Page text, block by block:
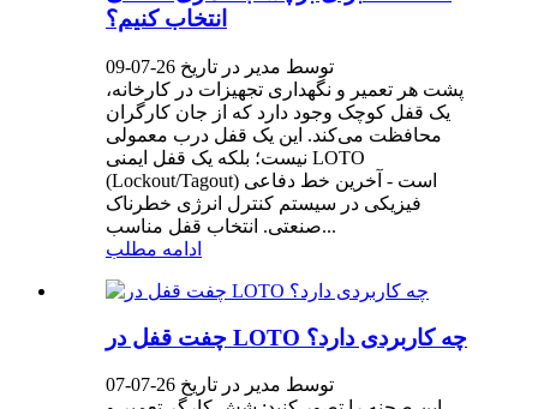
انتخاب کنیم؟
توسط مدیر در تاریخ 26-07-09
پشت هر تعمیر و نگهداری تجهیزات در کارخانه،
یک قفل کوچک وجود دارد که از جان کارگران
محافظت می‌کند. این یک قفل درب معمولی
نیست؛ بلکه یک قفل ایمنی LOTO
(Lockout/Tagout) است - آخرین خط دفاعی
فیزیکی در سیستم کنترل انرژی خطرناک
صنعتی. انتخاب قفل مناسب...
ادامه مطلب
چفت قفل در LOTO چه کاربردی دارد؟
توسط مدیر در تاریخ 26-07-07